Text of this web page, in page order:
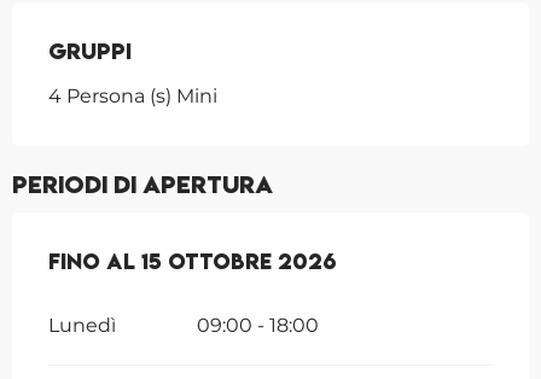
Gruppi
Gruppi
4 Persona (s) Mini
Periodi di apertura
Dal15 marzo 2026 al15 ottobre 2026
Fino al 15 ottobre 2026
Lunedì 09:00 - 18:00